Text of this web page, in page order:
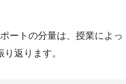
ートの分量は、授業によっ
返ります。